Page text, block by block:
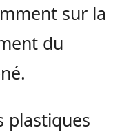
sur la
du
plastiques